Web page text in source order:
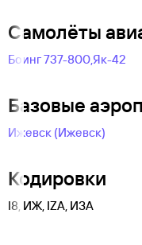
Самолëты
Боинг 737-800,Як-42
Базовые
Ижевск (Ижевск)
Кодировки
I8, ИЖ, IZA, ИЗА